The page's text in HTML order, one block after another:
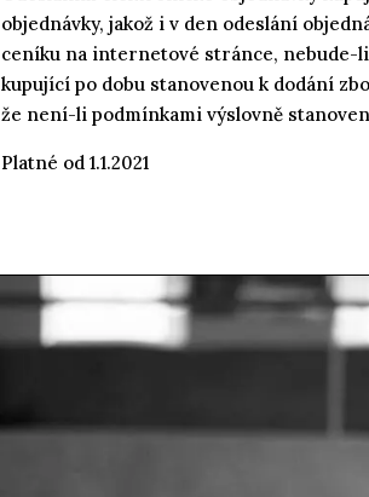
objednávky, jakož i v den odeslání
ceníku na internetové stránce, nebude-
kupující po dobu stanovenou k dodání
že není-li podmínkami výslovně
Platné od 1.1.2021